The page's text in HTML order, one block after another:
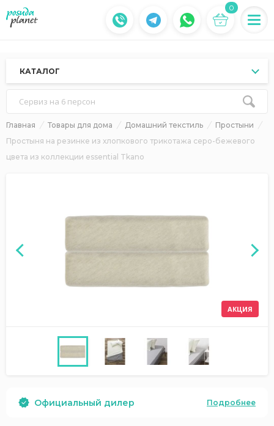
0
КАТАЛОГ
Сервиз на 6 персон
Главная Товары для дома Домашний текстиль
Простыни
Простыня на резинке из хлопкового трикотажа серо-бежевого
цвета из коллекции essential Tkano
АКЦИЯ
Официальный дилер Подробнее